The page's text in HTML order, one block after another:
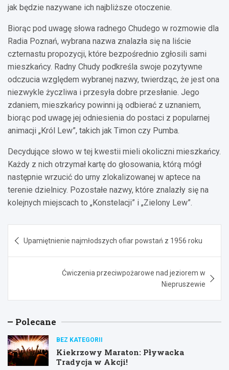
jak będzie nazywane ich najbliższe otoczenie.
Biorąc pod uwagę słowa radnego Chudego w rozmowie dla
Radia Poznań, wybrana nazwa znalazła się na liście
czternastu propozycji, które bezpośrednio zgłosili sami
mieszkańcy. Radny Chudy podkreśla swoje pozytywne
odczucia względem wybranej nazwy, twierdząc, że jest ona
niezwykle życzliwa i przesyła dobre przesłanie. Jego
zdaniem, mieszkańcy powinni ją odbierać z uznaniem,
biorąc pod uwagę jej odniesienia do postaci z popularnej
animacji „Król Lew”, takich jak Timon czy Pumba.
Decydujące słowo w tej kwestii mieli okoliczni mieszkańcy.
Każdy z nich otrzymał kartę do głosowania, którą mógł
następnie wrzucić do urny zlokalizowanej w aptece na
terenie dzielnicy. Pozostałe nazwy, które znalazły się na
kolejnych miejscach to „Konstelacji” i „Zielony Lew”.
wpisu
Upamiętnienie najmłodszych ofiar powstań z 1956 roku
Ćwiczenia przeciwpożarowe nad jeziorem w
Niepruszewie
Polecane
BEZ KATEGORII
Kiekrzowy Maraton: Pływacka
Tradycja w Akcji!